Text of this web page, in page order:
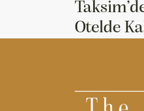
Otelde